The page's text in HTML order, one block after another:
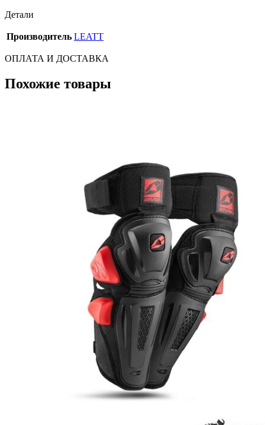
Детали
Производитель LEATT
ОПЛАТА И ДОСТАВКА
Похожие товары